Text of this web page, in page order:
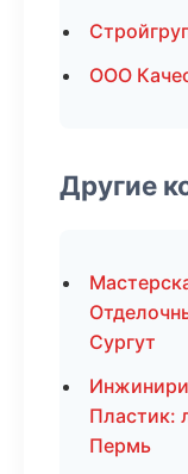
ООО
Другие
Сургут
Пластик:
Пермь